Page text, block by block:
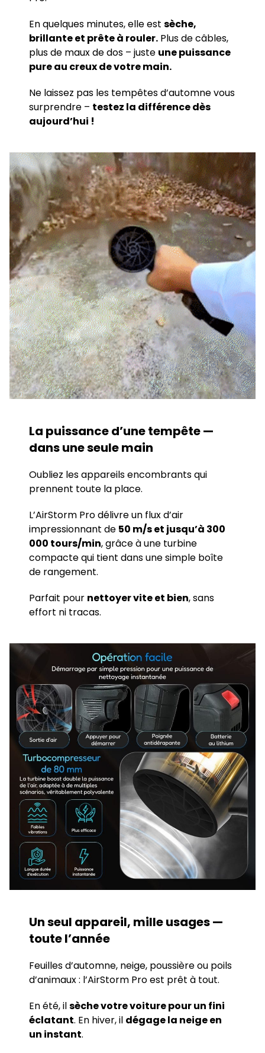
En quelques minutes, elle estsèche,
brillante et prête à rouler. Plus de câbles,
plus de maux de dos – juste une puissance
pure au creux de votre main.
Ne laissez pas les tempêtes d’automne vous
surprendre – testez la différence dès
aujourd’hui !
La puissance d’une tempête —
dans une seule main
Oubliez les appareils encombrants qui
prennent toute la place.
L’AirStorm Pro délivre un flux d’air
impressionnant de 50 m/s et jusqu’à 300
000 tours/min, grâce à une turbine
compacte qui tient dans une simple boîte
de rangement.
Parfait pour nettoyer vite et bien, sans
effort ni tracas.
Un seul appareil, mille usages —
toute l’année
Feuilles d’automne, neige, poussière ou poils
d’animaux : l’AirStorm Pro est prêt à tout.
En été, ilsèche votre voiture pour un fini
éclatant. En hiver, il dégage la neige en
un instant.